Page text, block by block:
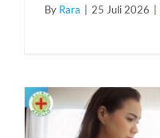
By Rara 25 Juli 2026